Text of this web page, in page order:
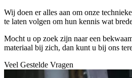
Wij doen er alles aan om onze
te laten volgen om hun kennis wat
Mocht u op zoek zijn naar een
materiaal bij zich, dan kunt u bij ons
Veel Gestelde Vragen